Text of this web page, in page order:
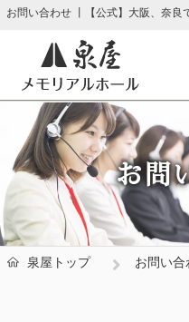
お問い合わせ 丨【公式】大阪、奈
お問
泉屋トップ お問い合